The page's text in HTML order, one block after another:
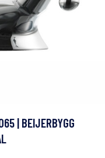
| BEIJERBYGG